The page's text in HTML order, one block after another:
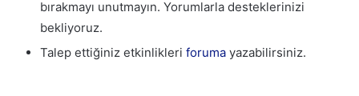
bırakmayı unutmayın. Yorumlarla desteklerinizi
bekliyoruz.
Talep ettiğiniz etkinlikleri foruma yazabilirsiniz.